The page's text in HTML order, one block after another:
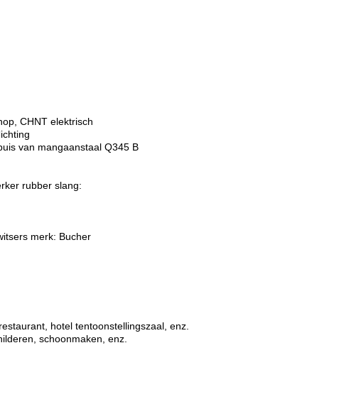
CHNT elektrisch
van mangaanstaal Q345 B
rubber slang:
merk: Bucher
hotel tentoonstellingszaal, enz.
schoonmaken, enz.